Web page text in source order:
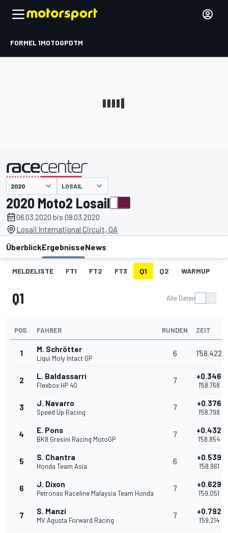
FORMEL 1MOTOGPDTM
LOSAIL
2020 Moto2 Losail
06.03.2020 bis 08.03.2020
Losail International Circuit, QA
ÜberblickErgebnisseNews
MELDELISTE FT1 FT2 FT3 Q1 Q2 WARMUP
Q1 Alle Daten
POS. FAHRER RUNDEN ZEIT
1 M. Schrötter
Liqui Moly Intact GP
6 1'58.422
2 L. Baldassarri
Flexbox HP 40
7 +0.346
1'58.768
3 J. Navarro
Speed Up Racing
7 +0.376
1'58.798
4 E. Pons
BK8 Gresini Racing MotoGP
7 +0.432
1'58.854
5 S. Chantra
Honda Team Asia
6 +0.539
1'58.961
6 J. Dixon
Petronas Raceline Malaysia Team Honda
7 +0.629
1'59.051
7 S. Manzi
MV Agusta Forward Racing
7 +0.792
1'59.214